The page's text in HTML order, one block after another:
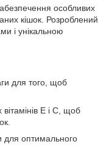
особливих
кішок. Розроблений
і унікальною
для того, щоб
Е і С, щоб
для оптимального